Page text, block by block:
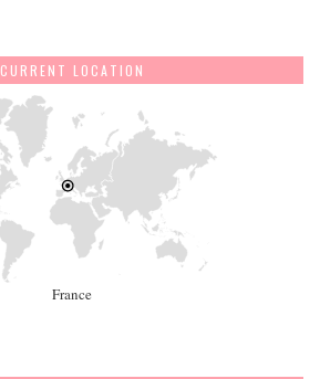
CURRENT LOCATION
France